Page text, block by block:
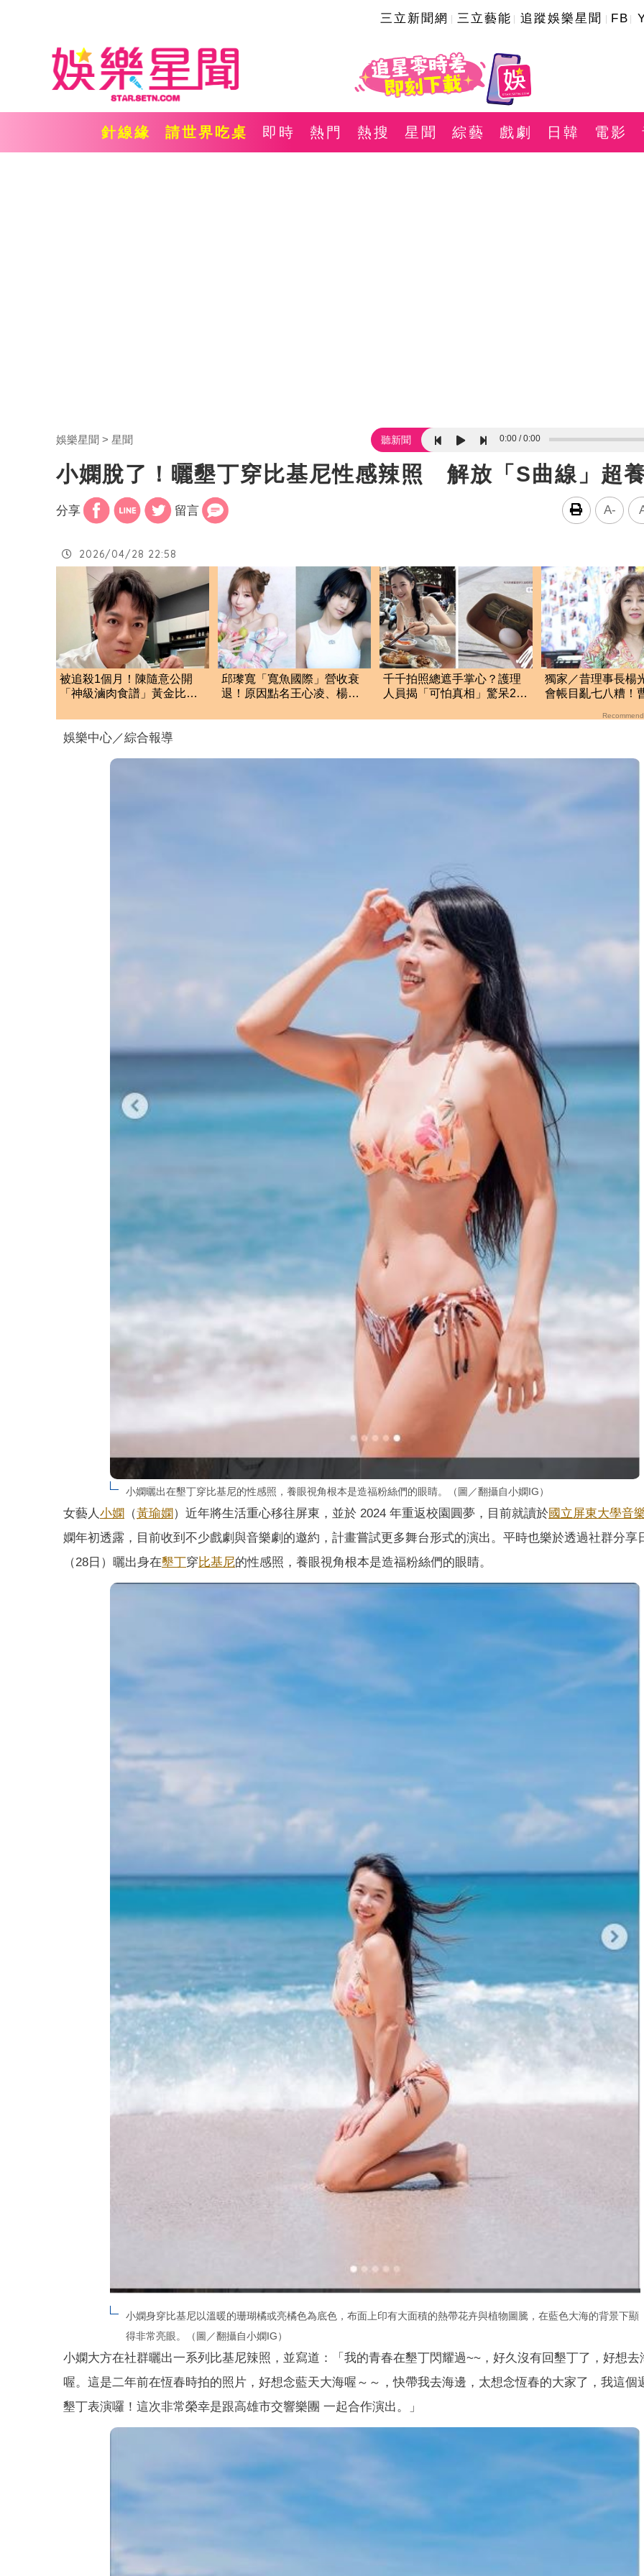
三立新聞網 三立藝能 追蹤娛樂星聞 FB
針線緣 請世界吃桌 即時 熱門 熱搜 星聞 綜藝 戲劇 日韓 電影
娛樂星聞 星聞 聽新聞 0:00 0:00
小嫻脫了！曬墾丁穿比基尼性感辣照 解放「S曲線」超
分享 留言 A-
2026/04/28 22:58
被追殺1個月！陳隨意公開
「神級滷肉食譜」黃金比例
邱瓈寬「寬魚國際」營收衰
退！原因點名王心凌、楊丞
千千拍照總遮手掌心？護理
人員揭「可怕真相」驚呆2百
獨家／昔理事長楊
會帳目亂七八糟！
娛樂中心／綜合報導
小嫻曬出在墾丁穿比基尼的性感照，養眼視角根本是造福粉絲們的眼睛。（圖／翻攝自小嫻IG）
女藝人小嫻 （黃瑜嫻）近年將生活重心移往屏東，並於 2024 年重返校園圓夢，目前就讀於國立屏東大學音
嫻年初透露，目前收到不少戲劇與音樂劇的邀約，計畫嘗試更多舞台形式的演出。平時也樂於透過社群分享
（28日）曬出身在墾丁穿比基尼的性感照，養眼視角根本是造福粉絲們的眼睛。
小嫻身穿比基尼以溫暖的珊瑚橘或亮橘色為底色，布面上印有大面積的熱帶花卉與植物圖騰，在藍色大海的背景下顯
得非常亮眼。（圖／翻攝自小嫻IG）
小嫻大方在社群曬出一系列比基尼辣照，並寫道：「我的青春在墾丁閃耀過~~，好久沒有回墾丁了，好想去
喔。這是二年前在恆春時拍的照片，好想念藍天大海喔～～，快帶我去海邊，太想念恆春的大家了，我這個
墾丁表演囉！這次非常榮幸是跟高雄市交響樂團 一起合作演出。」